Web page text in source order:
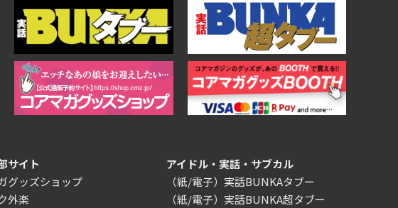
サイト
グッズショップ
外楽
アイドル・実話・サブカル
（紙/電子）実話BUNKAタブー
（紙/電子）実話BUNKA超タブー